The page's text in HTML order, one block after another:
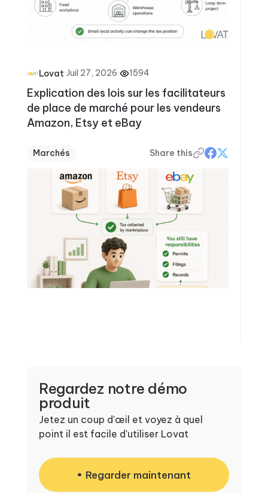
Lovat·Juil 27, 2026· 1594
Explication des lois sur les facilitateurs
de place de marché pour les vendeurs
Amazon, Etsy et eBay
Marchés Share this
Regardez notre démo
produit
Jetez un coup d'œil et voyez à quel
point il est facile d'utiliser Lovat
Regarder maintenant